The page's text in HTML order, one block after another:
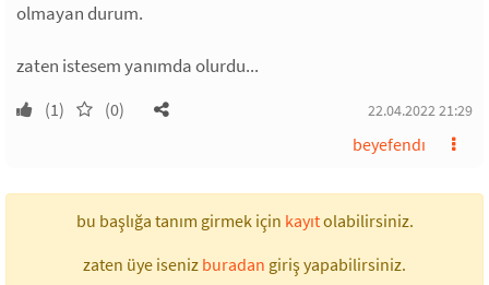
olmayan durum.
zaten istesem yanımda olurdu...
(1) (0) 22.04.2022 21:29
beyefendı
bu başlığa tanım girmek için kayıtolabilirsiniz.
zaten üye iseniz buradan giriş yapabilirsiniz.